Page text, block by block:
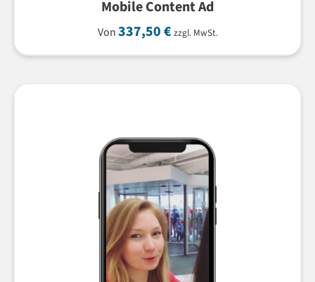
Mobile Content Ad
Von337,50€ zzgl. MwSt.